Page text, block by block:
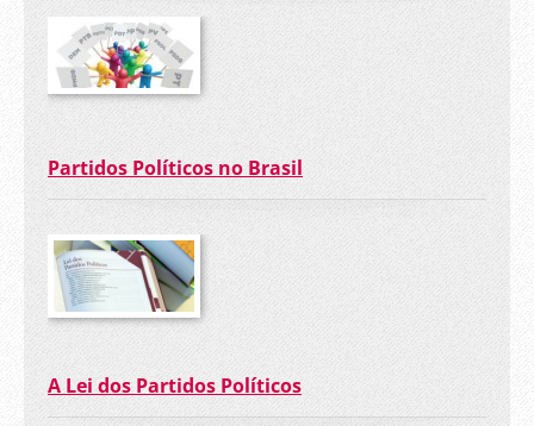
Partidos Políticos no Brasil
A Lei dos Partidos Políticos